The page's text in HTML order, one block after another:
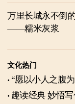
万里长城永不倒
——糯米灰浆
文化热门
“愿以小人之腹
趣读经典 妙悟